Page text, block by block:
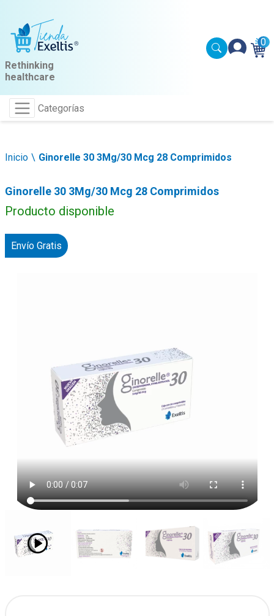
Rethinking
healthcare
0
Categorías
Inicio Ginorelle 30 3Mg/30 Mcg 28 Comprimidos
Ginorelle 30 3Mg/30 Mcg 28 Comprimidos
Producto disponible
Envío Gratis